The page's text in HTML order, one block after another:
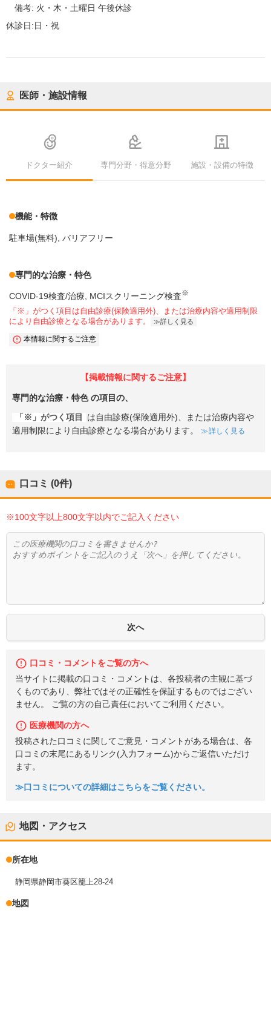
備考: 火・木・土曜日 午後休診
休診日:日・祝
医師・施設情報
ドクター紹介 専門分野・得意分野 施設・設備の特徴
機能・特徴
駐車場(無料) バリアフリー
専門的な治療・特色
COVID-19検査/治療 MCIスクリーニング検査※
「※」がつく項目は自由診療(保険適用外)、または治療内容や適用制限
により自由診療となる場合があります。
詳しく見る
本情報に関するご注意
【掲載情報に関するご注意】
専門的な治療・特色の項目の、
「※」がつく項目
は自由診療(保険適用外)、または治療内容や
適用制限により自由診療となる場合があります。
詳しく見る
口コミ (0件)
※100文字以上800文字以内でご記入ください
口コミ・コメントをご覧の方へ
当サイトに掲載の口コミ・コメントは、各投稿者の主観に基づ
くものであり、弊社ではその正確性を保証するものではござい
ません。 ご覧の方の自己責任においてご利用ください。
医療機関の方へ
投稿された口コミに関してご意見・コメントがある場合は、各
口コミの末尾にあるリンク(入力フォーム)からご返信いただけ
ます。
≫口コミについての詳細はこちらをご覧ください。
地図・アクセス
所在地
静岡県静岡市葵区籠上28-24
地図